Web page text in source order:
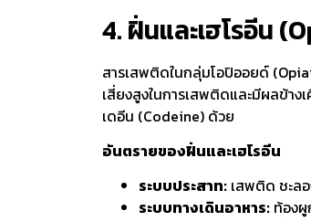
4. ฝิ่นและเฮโรอีน
สารเสพติดในกลุ่มโอปิออยด์
เสี่ยงสูงในการเสพติดและมีผลข้าง
เดอีน (Codeine) ด้วย
อันตรายของฝิ่นและเฮโรอีน
ระบบประสาท: เสพติด ชะล
ระบบทางเดินอาหาร: ท้องผู